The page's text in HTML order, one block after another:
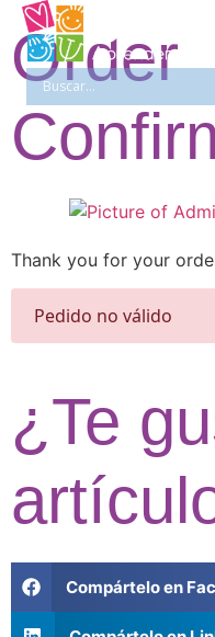
Order
Thank you for your
Pedido no válido
¿Te
Compártelo en